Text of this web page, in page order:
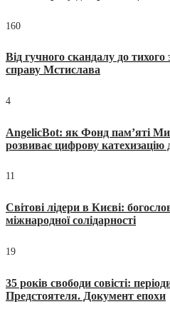
160
Від гучного скандалу до
справу Мстислава
4
AngelicBot: як Фонд пам’яті
розвиває цифрову катехизацію
11
Світові лідери в Києві:
міжнародної солідарності
19
35 років свободи совісті:
Предстоятеля. Документ епохи